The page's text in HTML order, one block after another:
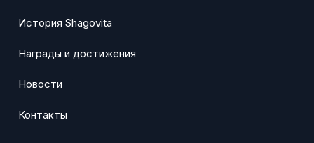
История Shagovita
Награды и достижения
Новости
Контакты